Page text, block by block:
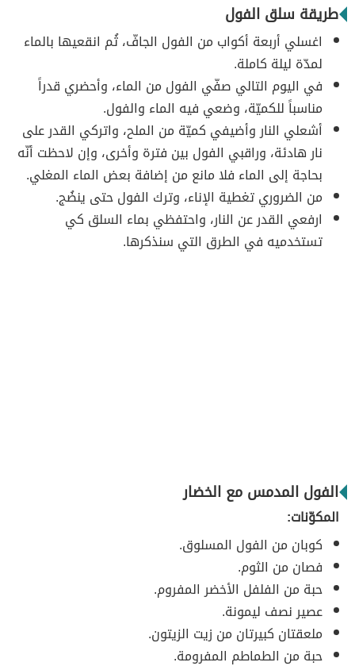
طريقة سلق الفول
اغسلي أربعة أكواب من الفول الجافّ، ثُم انقعيها بالماء
لمدّة ليلة كاملة.
في اليوم التالي صفّي الفول من الماء، وأحضري قدراً
مناسباً للكميّة، وضعي فيه الماء والفول.
أشعلي النار وأضيفي كميّة من الملح، واتركي القدر على
نار هادئة، وراقبي الفول بين فترة وأخرى، وإن لاحظت أنّه
بحاجة إلى الماء فلا مانع من إضافة بعض الماء المغلي.
من الضروري تغطية الإناء، وترك الفول حتى ينضُج.
ارفعي القدر عن النار، واحتفظي بماء السلق كي
تستخدميه في الطرق التي سنذكرها.
الفول المدمس مع الخضار
المكوّنات:
كوبان من الفول المسلوق.
فصان من الثوم.
حبة من الفلفل الأخضر المفروم.
عصير نصف ليمونة.
ملعقتان كبيرتان من زيت الزيتون.
حبة من الطماطم المفرومة.